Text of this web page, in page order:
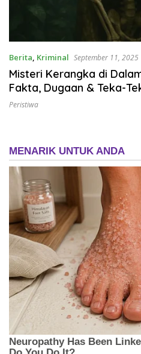
Berita, Kriminal September 11, 2025
Misteri Kerangka di
Fakta, Dugaan & Teka-
Terungkap
Peristiwa